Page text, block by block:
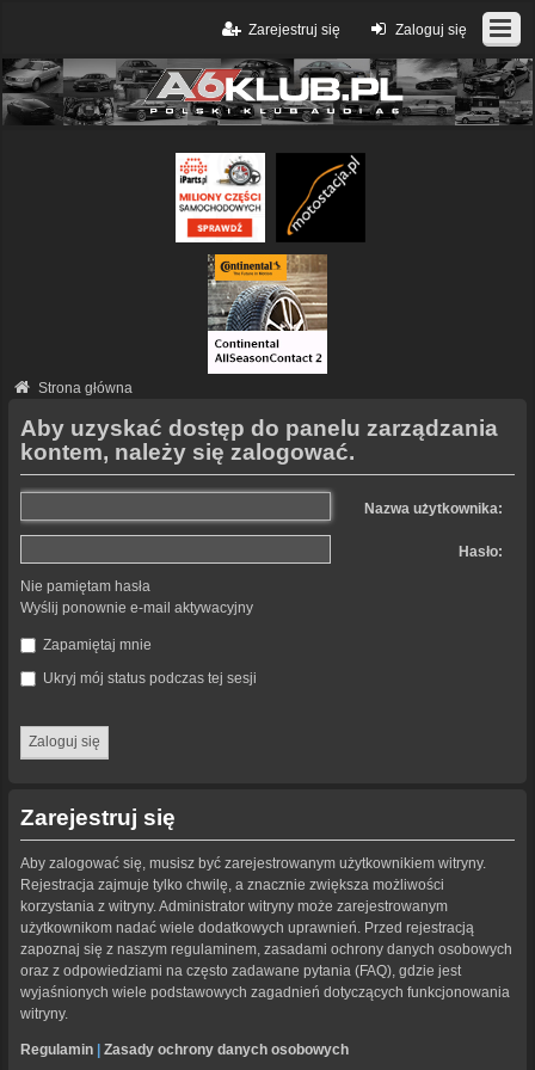
Zaloguj się
Zarejestruj się
Strona główna
Aby uzyskać dostęp do panelu zarządzania
kontem, należy się zalogować.
Nazwa użytkownika:
Hasło:
Nie pamiętam hasła
Wyślij ponownie e-mail aktywacyjny
Zapamiętaj mnie
Ukryj mój status podczas tej sesji
Zarejestruj się
Aby zalogować się, musisz być zarejestrowanym użytkownikiem witryny.
Rejestracja zajmuje tylko chwilę, a znacznie zwiększa możliwości
korzystania z witryny. Administrator witryny może zarejestrowanym
użytkownikom nadać wiele dodatkowych uprawnień. Przed rejestracją
zapoznaj się z naszym regulaminem, zasadami ochrony danych osobowych
oraz z odpowiedziami na często zadawane pytania (FAQ), gdzie jest
wyjaśnionych wiele podstawowych zagadnień dotyczących funkcjonowania
witryny.
Regulamin Zasady ochrony danych osobowych